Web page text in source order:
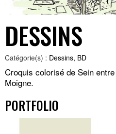
DESSINS
Catégorie(s) : Dessins, BD
Croquis colorisé de Sein
Moigne.
PORTFOLIO